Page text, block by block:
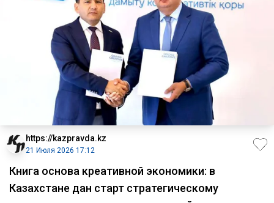
https://kazpravda.kz
21 Июля 2026 17:12
Книга основа креативной экономики: в
Казахстане дан старт стратегическому